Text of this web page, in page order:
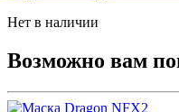
Нет в наличии
Возможно вам